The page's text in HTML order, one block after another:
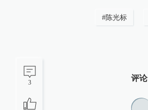
3
#陈光标
评论